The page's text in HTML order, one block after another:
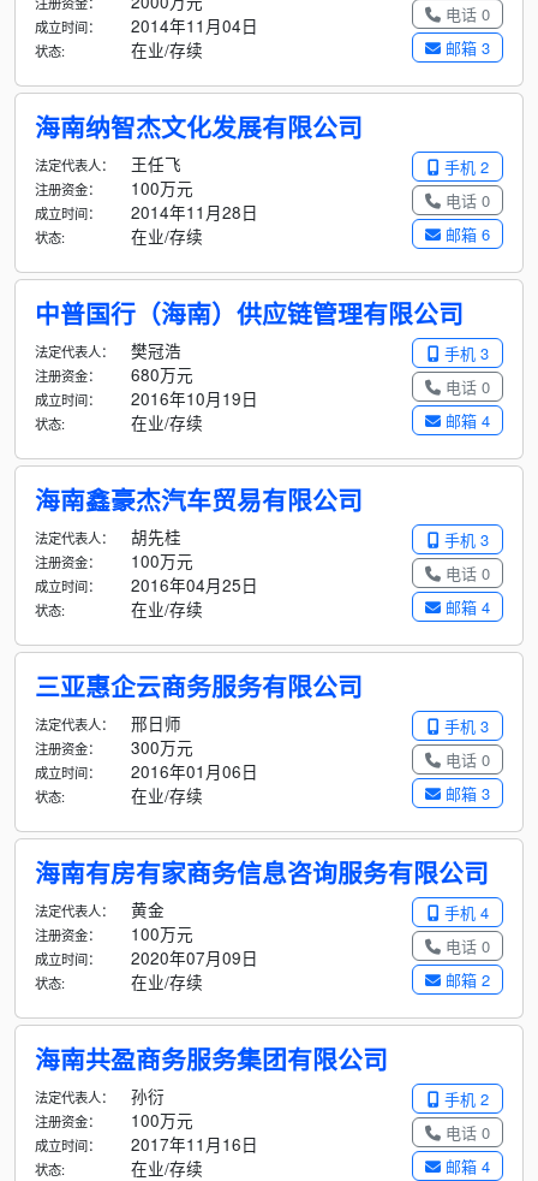
电话 0
邮箱 3
成立时间： 2014年11月04日
状态: 在业/存续
海南纳智杰文化发展有限公司
手机 2
电话 0
邮箱 6
法定代表人： 王任飞
注册资金： 100万元
成立时间： 2014年11月28日
状态: 在业/存续
中普国行（海南）供应链管理有限公司
手机 3
电话 0
邮箱 4
法定代表人： 樊冠浩
注册资金： 680万元
成立时间： 2016年10月19日
状态: 在业/存续
海南鑫豪杰汽车贸易有限公司
手机 3
电话 0
邮箱 4
法定代表人： 胡先桂
注册资金： 100万元
成立时间： 2016年04月25日
状态: 在业/存续
三亚惠企云商务服务有限公司
手机 3
电话 0
邮箱 3
法定代表人： 邢日师
注册资金： 300万元
成立时间： 2016年01月06日
状态: 在业/存续
海南有房有家商务信息咨询服务有限公司
手机 4
电话 0
邮箱 2
法定代表人： 黄金
注册资金： 100万元
成立时间： 2020年07月09日
状态: 在业/存续
海南共盈商务服务集团有限公司
手机 2
电话 0
邮箱 4
法定代表人： 孙衍
注册资金： 100万元
成立时间： 2017年11月16日
状态: 在业/存续